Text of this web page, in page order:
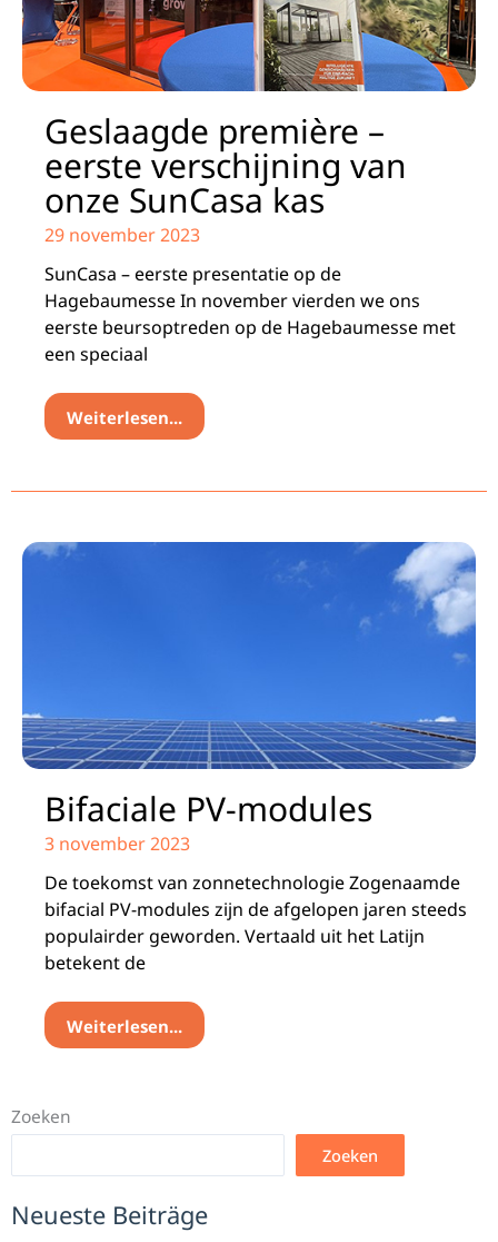
Geslaagde première –
eerste verschijning van
onze SunCasa kas
29 november 2023
SunCasa – eerste presentatie op de
Hagebaumesse In november vierden we ons
eerste beursoptreden op de Hagebaumesse met
een speciaal
Weiterlesen...
Bifaciale PV-modules
3 november 2023
De toekomst van zonnetechnologie Zogenaamde
bifacial PV-modules zijn de afgelopen jaren steeds
populairder geworden. Vertaald uit het Latijn
betekent de
Weiterlesen...
Zoeken
Zoeken
Neueste Beiträge